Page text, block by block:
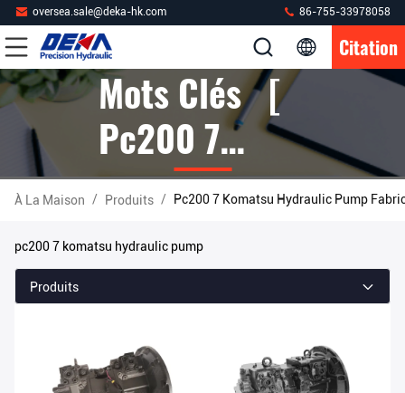
oversea.sale@deka-hk.com 86-755-33978058
Citation
Mots Clés [
Pc200 7
Komatsu
Hydraulic
Pump ]
Correspondre
27 Produits
À La Maison / Produits / Pc200 7 Komatsu Hydraulic Pump
pc200 7 komatsu hydraulic pump
Produits